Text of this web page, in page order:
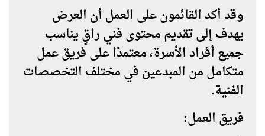
وقد أكد القائمون على العمل أن العرض
يهدف إلى تقديم محتوى فني راقٍ يناسب
جميع أفراد الأسرة، معتمدًا على فريق عمل
متكامل من المبدعين في مختلف التخصصات
الفنية.
فريق العمل: